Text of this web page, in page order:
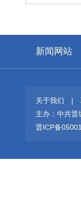
新闻网站
关于我们 |
主办：中共晋
晋ICP备